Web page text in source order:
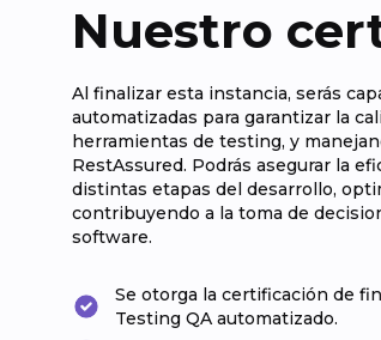
Nuestro
Al finalizar esta instancia, serás
automatizadas para garantizar la
herramientas de testing, y
RestAssured. Podrás asegurar la
distintas etapas del desarrollo,
contribuyendo a la toma de
software.
Se otorga la certificación de
Testing QA automatizado.